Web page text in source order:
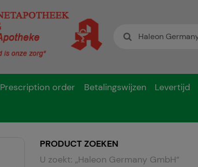
Prescription order Betalingswijzen Levertijd
PRODUCT ZOEKEN
U zoekt: „Haleon Germany GmbH“